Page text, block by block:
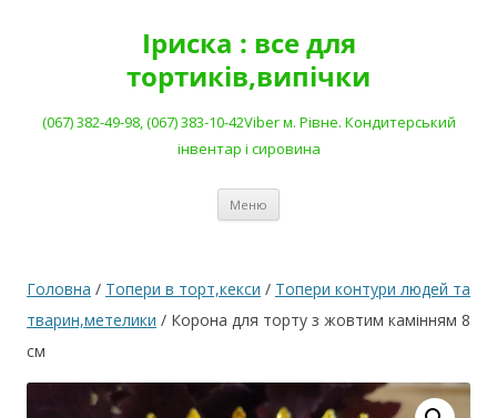
Іриска : все для
тортиків,випічки
(067) 382-49-98, (067) 383-10-42Viber м. Рівне. Кондитерський
інвентар і сировина
Меню
Головна / Топери в торт,кекси / Топери контури людей та
тварин,метелики / Корона для торту з жовтим камінням 8
см